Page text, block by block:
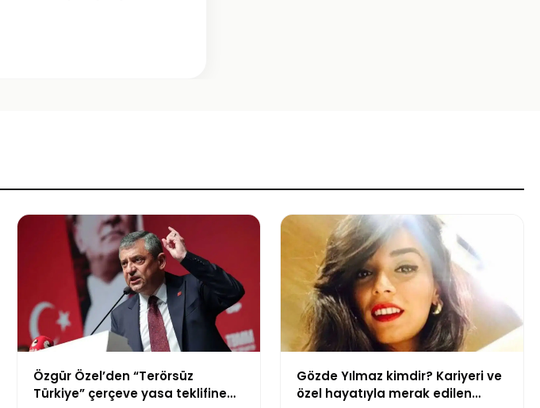
Özgür Özel’den “Terörsüz
Türkiye” çerçeve yasa teklifine
Gözde Yılmaz kimdir? Kariyeri ve
özel hayatıyla merak edilen